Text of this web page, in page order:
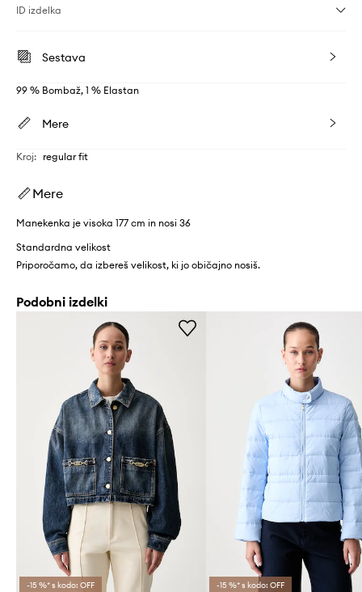
ID izdelka
Sestava
99 % Bombaž, 1 % Elastan
Mere
Kroj: regular fit
Mere
Manekenka je visoka 177 cm in nosi 36
Standardna velikost
Priporočamo, da izbereš velikost, ki jo običajno nosiš.
Podobni izdelki
-15 %* s kodo: OFF -15 %* s kodo: OFF